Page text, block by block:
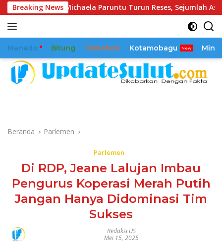
Langsung
ke
konten
Breaking News
Michaela Paruntu Turun Reses, Sejumlah Aspirasi
Manado Bitung Tomohon Kotamobagu
Beranda Parlemen
Parlemen
Di RDP, Jeane Lalujan Imbau
Pengurus Koperasi Merah Putih
Jangan Hanya Didominasi Tim
Sukses
Redaksi US
Mei 15, 2025